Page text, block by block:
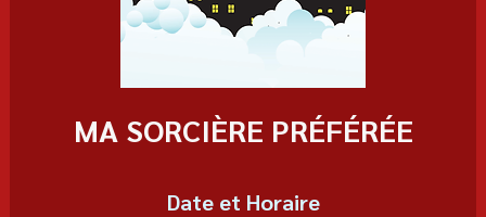
MA SORCIÈRE PRÉFÉRÉE
Date et Horaire